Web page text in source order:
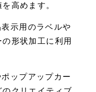
高めます。
表示用のラベルや
形状加工に利用
ップアップカー